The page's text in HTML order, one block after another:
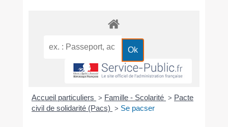
Accueil particuliers > Famille - Scolarité > Pacte
civil de solidarité (Pacs) > Se pacser